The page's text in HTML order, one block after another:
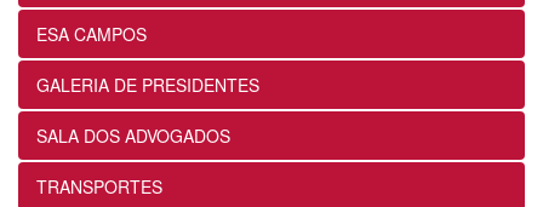
24/07/2026
12ª Subseção e ESA realizam
Masterclass sobre Crimes Eleitorais na
Prática
24/07/2026
ESA CAMPOS
GALERIA DE PRESIDENTES
SALA DOS ADVOGADOS
TRANSPORTES